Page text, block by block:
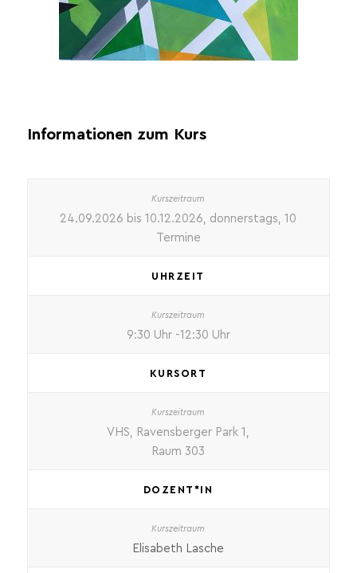
Informationen zum Kurs
24.09.2026 bis 10.12.2026, donnerstags, 10
Termine
UHRZEIT
9:30 Uhr -12:30 Uhr
KURSORT
VHS, Ravensberger Park 1,
Raum 303
DOZENT*IN
Elisabeth Lasche